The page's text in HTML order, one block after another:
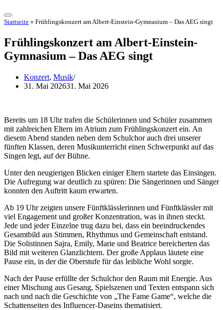
Startseite » Frühlingskonzert am Albert-Einstein-Gymnasium – Das AEG singt
Frühlingskonzert am Albert-Einstein-
Gymnasium – Das AEG singt
Konzert, Musik
31. Mai 202631. Mai 2026
Bereits um 18 Uhr trafen die Schülerinnen und Schüler zusammen
mit zahlreichen Eltern im Atrium zum Frühlingskonzert ein. An
diesem Abend standen neben dem Schulchor auch drei unserer
fünften Klassen, deren Musikunterricht einen Schwerpunkt auf das
Singen legt, auf der Bühne.
Unter den neugierigen Blicken einiger Eltern startete das Einsingen.
Die Aufregung war deutlich zu spüren: Die Sängerinnen und Sänger
konnten den Auftritt kaum erwarten.
Ab 19 Uhr zeigten unsere Fünftklässlerinnen und Fünftklässler mit
viel Engagement und großer Konzentration, was in ihnen steckt.
Jede und jeder Einzelne trug dazu bei, dass ein beeindruckendes
Gesamtbild aus Stimmen, Rhythmus und Gemeinschaft entstand.
Die Solistinnen Sajra, Emily, Marie und Beatrice bereicherten das
Bild mit weiteren Glanzlichtern. Der große Applaus läutete eine
Pause ein, in der die Oberstufe für das leibliche Wohl sorgte.
Nach der Pause erfüllte der Schulchor den Raum mit Energie. Aus
einer Mischung aus Gesang, Spielszenen und Texten entspann sich
nach und nach die Geschichte von „The Fame Game“, welche die
Schattenseiten des Influencer-Daseins thematisiert.